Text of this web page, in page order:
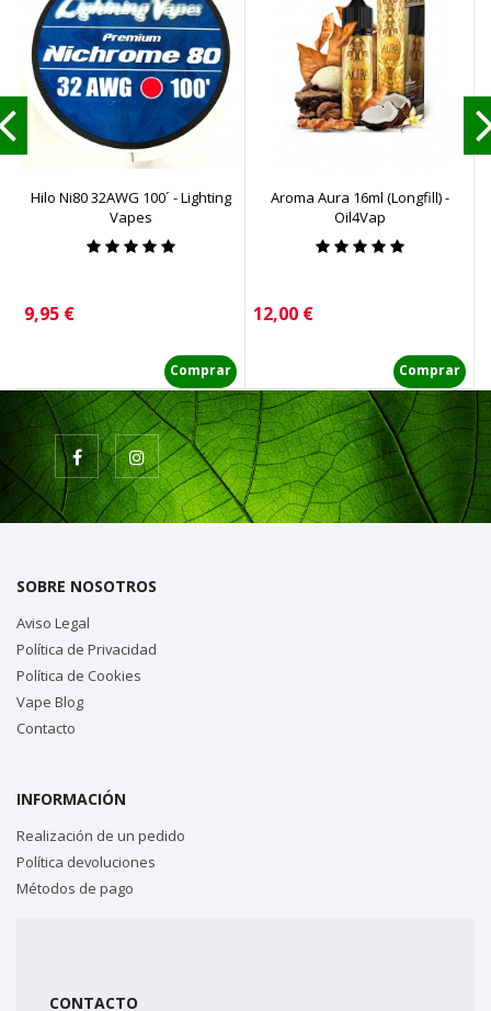
Hilo Ni80 32AWG 100´ - Lighting
Vapes
Precio
9,95 €
Comprar
Aroma Aura 16ml (Longfill) -
Oil4Vap
Precio
12,00 €
Comprar
SOBRE NOSOTROS
Aviso Legal
Política de Privacidad
Política de Cookies
Vape Blog
Contacto
INFORMACIÓN
Realización de un pedido
Política devoluciones
Métodos de pago
CONTACTO